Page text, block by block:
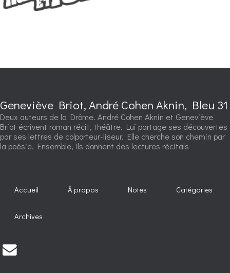
Geneviève Briot, André Cohen Aknin, Bleu 31
Deux auteurs de la Drôme. André Cohen Aknin et Geneviève
Briot écrivent roman récit, théâtre. Lui partage ses découvertes
par ses lettres de colporteur-liseur. Elle cherche son chemin par
la poésie. Ensemble, ils donnent des lectures récitals
Accueil À propos Notes Catégories
Archives